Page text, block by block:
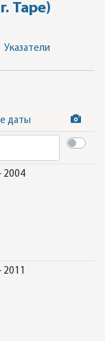
Таре)
Указатели
даты
2004